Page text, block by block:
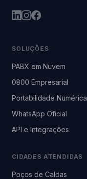
SOLUÇÕES
PABX em Nuvem
0800 Empresarial
Portabilidade Numérica
WhatsApp Oficial
API e Integrações
CIDADES ATENDIDAS
Poços de Caldas